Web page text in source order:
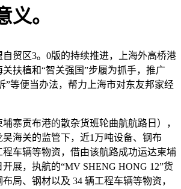
义。
区3。0版的持续推进，上海外高桥港
扶植和“智关强国”步履为抓手，推广
”等便当办法，帮力上海市对东友邦家经
贡布港的散杂货班轮曲航航路日），
海关的监管下，近1万吨设备、钢布
程车辆等物资，借由该航路成功运达柬埔
展，执航的“MV SHENG HONG 12”货
局、钢材以及 34 辆工程车辆等物资，